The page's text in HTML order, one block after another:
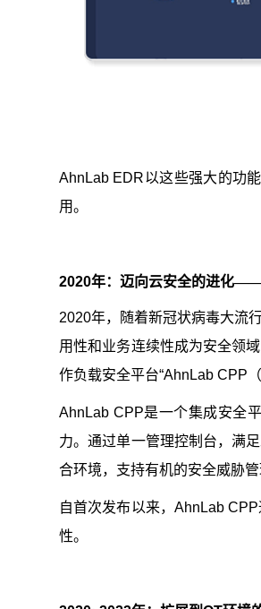
AhnLab EDR以这些强大的功
用。
2020年：迈向云安全的进化
2020年，随着新冠状病毒大流
用性和业务连续性成为安全领
作负载安全平台“AhnLab CPP （
AhnLab CPP是一个集成安全
力。通过单一管理控制台，满
合环境，支持有机的安全威胁
自首次发布以来， AhnLab CPP
性。